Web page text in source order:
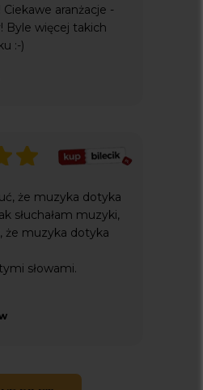
aranżacje -
Byle więcej takich
:-)
że muzyka dotyka
słuchałam muzyki,
że muzyka dotyka
słowami.